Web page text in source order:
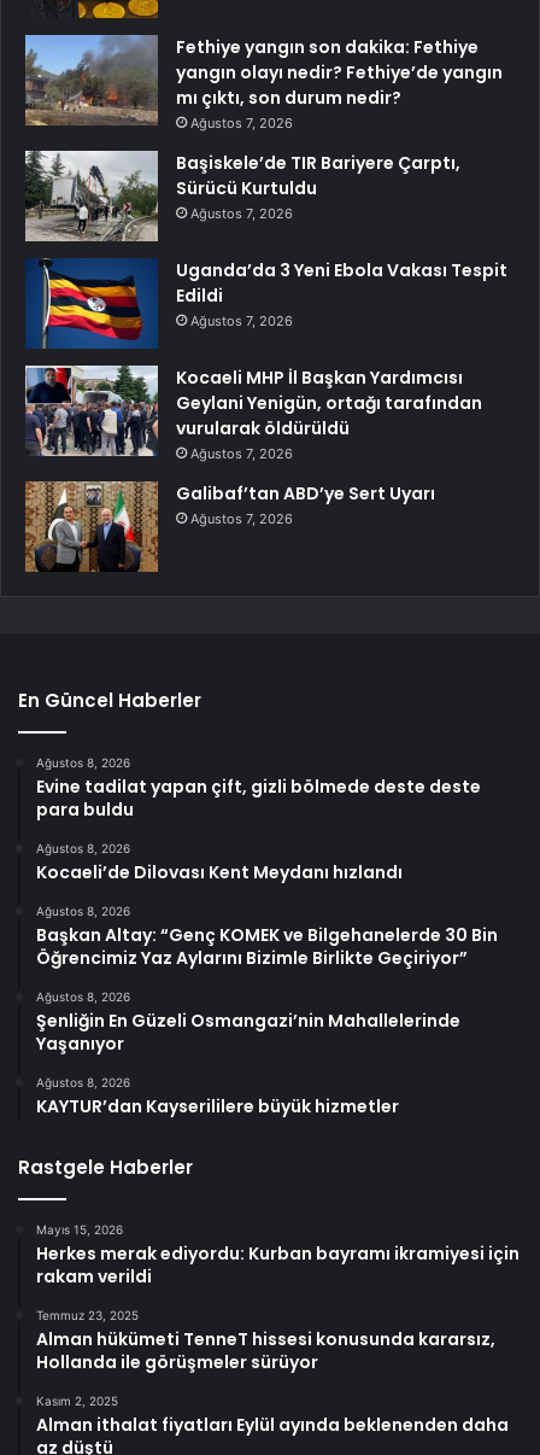
Fethiye yangın son dakika: Fethiye
yangın olayı nedir? Fethiye’de yangın
mı çıktı, son durum nedir?
Ağustos 7, 2026
Başiskele’de TIR Bariyere Çarptı,
Sürücü Kurtuldu
Ağustos 7, 2026
Uganda’da 3 Yeni Ebola Vakası Tespit
Edildi
Ağustos 7, 2026
Kocaeli MHP İl Başkan Yardımcısı
Geylani Yenigün, ortağı tarafından
vurularak öldürüldü
Ağustos 7, 2026
Galibaf’tan ABD’ye Sert Uyarı
Ağustos 7, 2026
En Güncel Haberler
Ağustos 8, 2026
Evine tadilat yapan çift, gizli bölmede deste deste
para buldu
Ağustos 8, 2026
Kocaeli’de Dilovası Kent Meydanı hızlandı
Ağustos 8, 2026
Başkan Altay: “Genç KOMEK ve Bilgehanelerde 30 Bin
Öğrencimiz Yaz Aylarını Bizimle Birlikte Geçiriyor”
Ağustos 8, 2026
Şenliğin En Güzeli Osmangazi’nin Mahallelerinde
Yaşanıyor
Ağustos 8, 2026
KAYTUR’dan Kayserililere büyük hizmetler
Rastgele Haberler
Mayıs 15, 2026
Herkes merak ediyordu: Kurban bayramı ikramiyesi için
rakam verildi
Temmuz 23, 2025
Alman hükümeti TenneT hissesi konusunda kararsız,
Hollanda ile görüşmeler sürüyor
Kasım 2, 2025
Alman ithalat fiyatları Eylül ayında beklenenden daha
az düştü